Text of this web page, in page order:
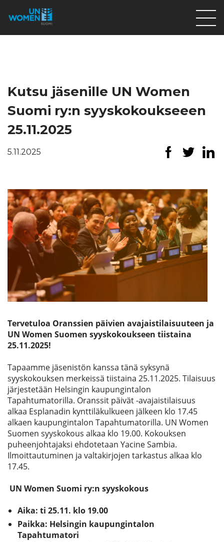
Mitä teemme
Ajankohtaista
Tietoa meistä
Lahjoita
Etsi
Kutsu jäsenille UN Women
Suomi ry:n syyskokoukseeen
25.11.2025
5.11.2025
Tervetuloa Oranssien päivien avajaistilaisuuteen ja
UN Women Suomen syyskokoukseen tiistaina
25.11.2025!
Tapaamme jäsenistön kanssa tänä syksynä
syyskokouksen merkeissä tiistaina 25.11.2025. Tilaisuus
järjestetään Helsingin kaupungintalon
Tapahtumatorilla. Oranssit päivät -avajaistilaisuus
alkaa Esplanadin kynttiläkulkueen jälkeen klo 17.45
alkaen kaupungintalon Tapahtumatorilla. UN Women
Suomen syyskokous alkaa klo 19.00. Kokouksen
puheenjohtajaksi ehdotetaan Yacine Sambia.
Ilmoittautuminen ja valtakirjojen tarkastus alkaa klo
17.45.
UN Women Suomi ry:n syyskokous
Aika: ti 25.11. klo 19.00
Paikka: Helsingin kaupungintalon
Tapahtumatori